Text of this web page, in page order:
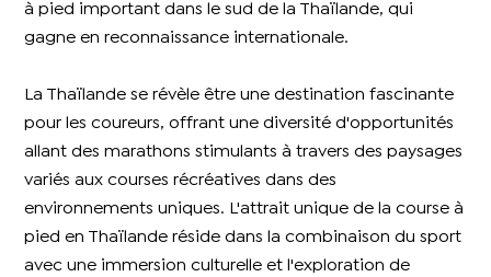
à pied important dans le sud de la Thaïlande, qui
gagne en reconnaissance internationale.
La Thaïlande se révèle être une destination fascinante
pour les coureurs, offrant une diversité d'opportunités
allant des marathons stimulants à travers des paysages
variés aux courses récréatives dans des
environnements uniques. L'attrait unique de la course à
pied en Thaïlande réside dans la combinaison du sport
avec une immersion culturelle et l'exploration de